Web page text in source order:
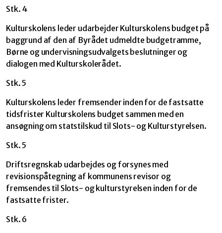
Stk. 4
Kulturskolens leder udarbejder Kulturskolens budget på
baggrund af den af Byrådet udmeldte budgetramme,
Børne og undervisningsudvalgets beslutninger og
dialogen med Kulturskolerådet.
Stk. 5
Kulturskolens leder fremsender inden for de fastsatte
tidsfrister Kulturskolens budget sammen med en
ansøgning om statstilskud til Slots- og Kulturstyrelsen.
Stk. 5
Driftsregnskab udarbejdes og forsynes med
revisionspåtegning af kommunens revisor og
fremsendes til Slots- og kulturstyrelsen inden for de
fastsatte frister.
Stk. 6